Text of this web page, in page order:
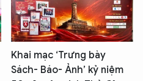
Khai mạc ‘Trưng bày
Sách- Báo- Ảnh’ kỷ niệm